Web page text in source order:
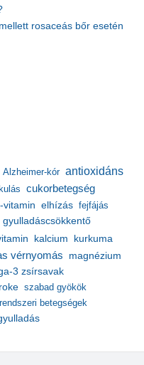
rosaceás bőr esetén
Alzheimer-kór antioxidáns
cukorbetegség
vitamin elhízás fejfájás
gyulladáscsökkentő
kalcium kurkuma
vérnyomás magnézium
3 zsírsavak
szabad gyökök
betegségek